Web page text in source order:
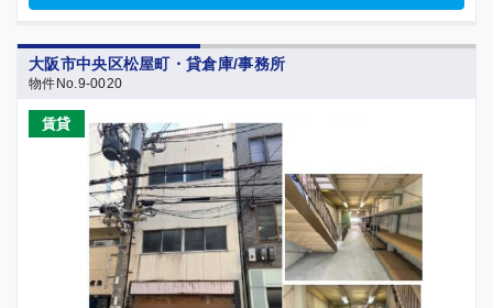
大阪市中央区松屋町・貸倉庫/事務所
物件No.9-0020
賃貸